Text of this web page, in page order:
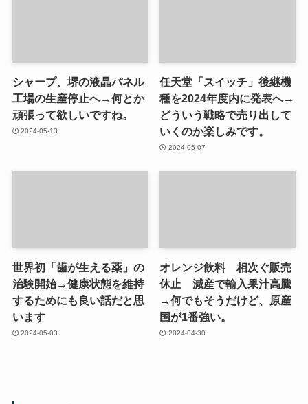
シャープ、堺の液晶パネル
工場の生産停止へ→何とか
頑張って欲しいですね。
2024-05-13
任天堂「スイッチ」後継機
種を2024年度内に発表へ→
どういう戦略で売り出して
いくのか楽しみです。
2024-05-07
世界初「歯が生える薬」の
治験開始→健康状態を維持
するためにも良い話だと思
います
2024-05-03
オレンジ飲料 相次ぐ販売
休止 減産で輸入果汁高騰
→何でもそうだけど、原産
国が1番強い。
2024-04-30